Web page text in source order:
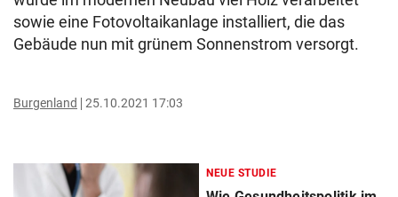
sowie eine Fotovoltaikanlage installiert, die das
Gebäude nun mit grünem Sonnenstrom versorgt.
Burgenland 25.10.2021 17:03
NEUE STUDIE